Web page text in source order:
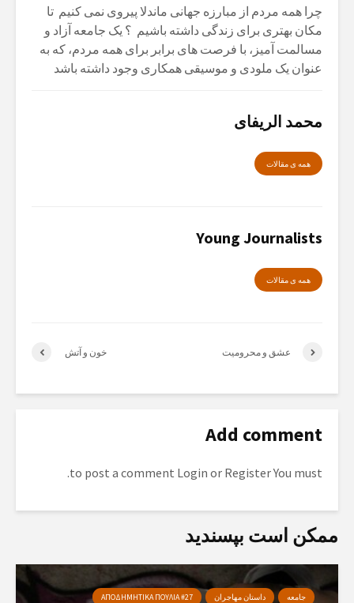
چرا همه مردم از مبارزه جهانی ماندلا پیروی نمی کنیم تا
مکان بهتری برای زندگی داشته باشیم ؟ یک جامعه آزاد و
مسالمت آمیز، با فرصت های برابر برای همه مردم، که به
عنوان یک ملودی و موسیقی همکاری وجود داشته باشد
محمد الریفای
همە ی مقالات
Young Journalists
همە ی مقالات
خون و آتش عشق و محرومیت
Add comment
You must
Register
Login
ممکن است بپسندید
جامعه داستان مهاجران ΑΠΟΔΗΜΗΤΙΚΑ ΠΟΥΛΙΑ #27